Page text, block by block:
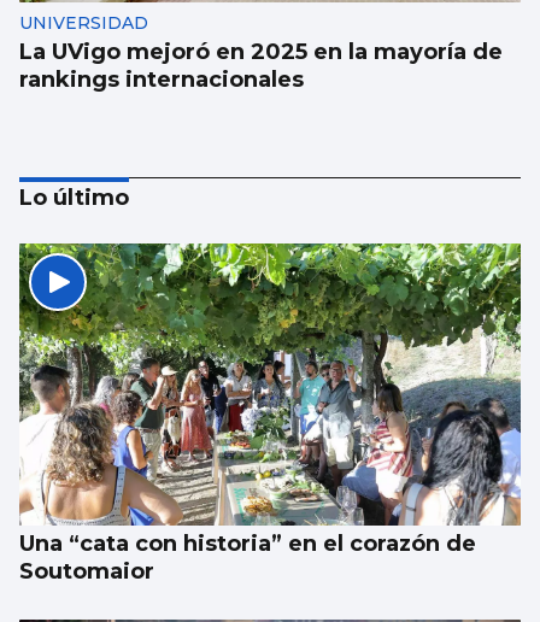
UNIVERSIDAD
La UVigo mejoró en 2025 en la mayoría de
rankings internacionales
Aprendizaje para observar el ‘fin del
mundo’ sin riesgo
Lo último
Una “cata con historia” en el corazón de
Soutomaior